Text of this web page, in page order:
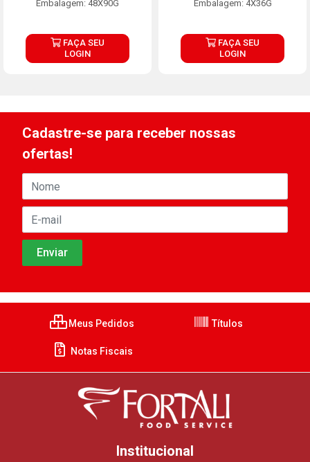
Embalagem: 48X90G
FAÇA SEU
LOGIN
Embalagem: 4X36G
FAÇA SEU
LOGIN
Cadastre-se para receber nossas
ofertas!
Meus Pedidos Títulos
Notas Fiscais
Institucional